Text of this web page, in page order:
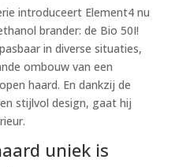
introduceert Element4 nu
brander: de Bio 50I!
in diverse situaties,
ombouw van een
haard. En dankzij de
stijlvol design, gaat hij
uniek is